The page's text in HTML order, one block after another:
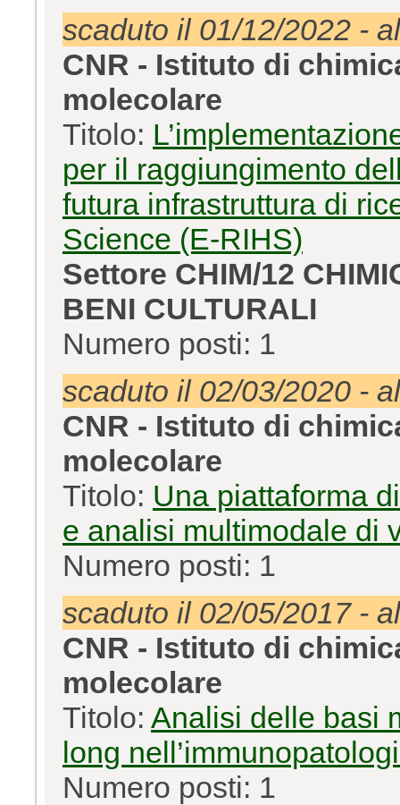
scaduto il 01/12/2022 -
CNR - Istituto di
molecolare
Titolo:
per il raggiungimento
futura infrastruttura di
Science (E-RIHS)
Settore CHIM/12
BENI CULTURALI
Numero posti: 1
scaduto il 02/03/2020 -
CNR - Istituto di
molecolare
Titolo: Una piattaforma
e analisi multimodale di
Numero posti: 1
scaduto il 02/05/2017 -
CNR - Istituto di
molecolare
Titolo: Analisi delle basi
long
Numero posti: 1